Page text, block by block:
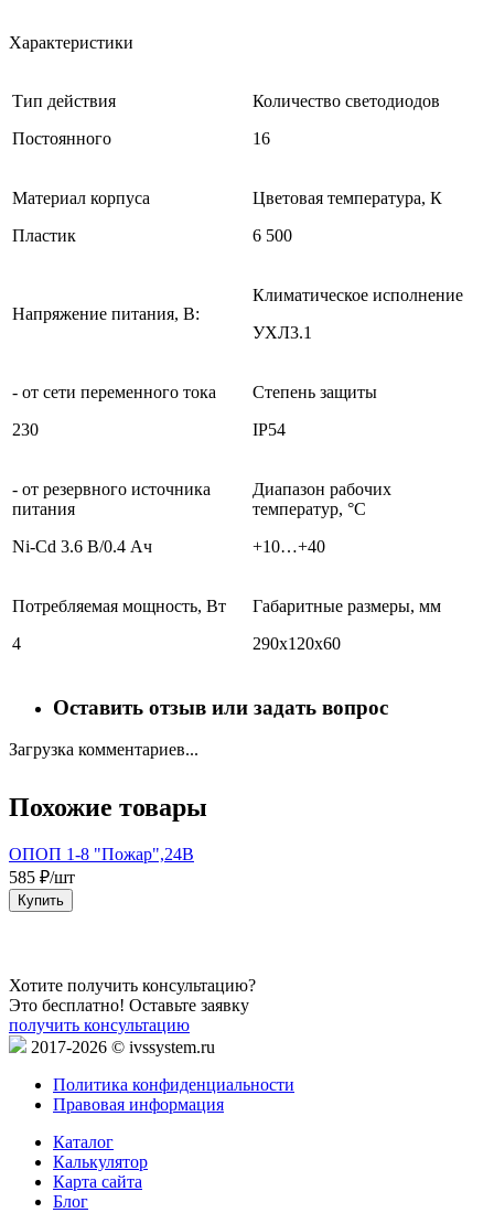
Характеристики
Тип действия
Постоянного
Количество светодиодов
16
Материал корпуса
Пластик
Цветовая температура, К
6 500
Напряжение питания, B:
Климатическое исполнение
УХЛ3.1
- от сети переменного тока
230
Степень защиты
IP54
- от резервного источника
питания
Ni-Cd 3.6 В/0.4 Ач
Диапазон рабочих
температур, °С
+10…+40
Потребляемая мощность, Вт
4
Габаритные размеры, мм
290х120х60
Оставить отзыв или задать вопрос
Загрузка комментариев...
Похожие товары
ОПОП 1-8 "Пожар",24В
585 ₽/шт
Купить
Хотите получить консультацию?
Это бесплатно! Оставьте заявку
получить консультацию
2017-2026 © ivssystem.ru
Политика конфиденциальности
Правовая информация
Каталог
Калькулятор
Карта сайта
Блог